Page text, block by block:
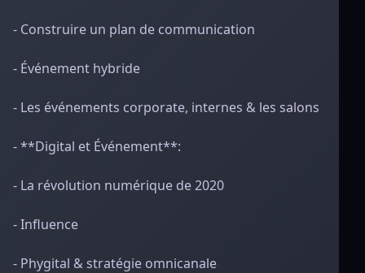
- Construire un plan de communication
- Événement hybride
- Les événements corporate, internes & les salons
- **Digital et Événement**:
- La révolution numérique de 2020
- Influence
- Phygital & stratégie omnicanale